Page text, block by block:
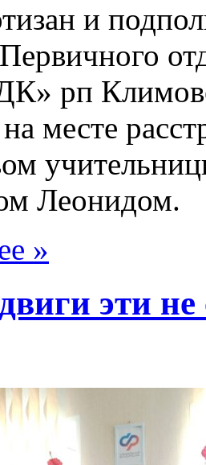
и
рп
месте
Леонидом.
»
эти не